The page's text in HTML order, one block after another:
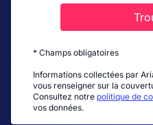
* Champs obligatoires
Informations collectées par
vous renseigner sur la
Consultez notre politique de
vos données.